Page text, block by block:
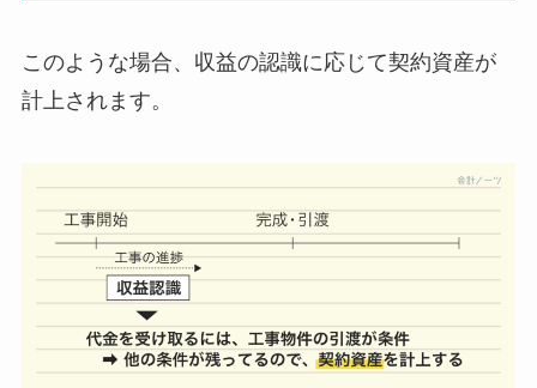
このような場合、収益の認識に応じて契約資産が
計上されます。